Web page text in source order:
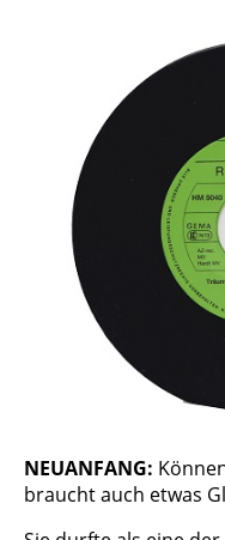
NEUANFANG:
braucht auch etwas